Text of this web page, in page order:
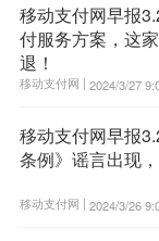
移动支付网早报
付服务方案，这
退！
移动支付网 | 2024/3/27
移动支付网早报
条例》谣言出现
移动支付网 | 2024/3/26